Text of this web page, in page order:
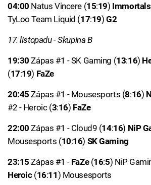
04:00 Natus Vincere (15:19) Immortals
TyLoo Team Liquid (17:19)G2
17. listopadu - Skupina B
19:30 Zápas #1 - SK Gaming (13:16)
(17:19) FaZe
20:45 Zápas #1 - Mousesports (8:16)
#2 - Heroic (3:16) FaZe
22:00 Zápas #1 - Cloud9 (14:16) NiP
Mousesports (10:16) SK Gaming
23:15 Zápas #1 - FaZe(16:5) NiP
Heroic(16:11) Mousesports